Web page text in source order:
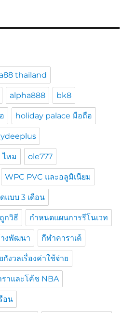
thailand
alpha888 bk8
holiday palace มือถือ
ไหม ole777
WPC PVC และอลูมิเนียม
แบบ 3 เดือน
กวิธี กำหนดแผนการรีโนเวท
งพัฒนา กีฬาคาราเต้
งวลเรื่องค่าใช้จ่าย
ราและโค้ช NBA
อน